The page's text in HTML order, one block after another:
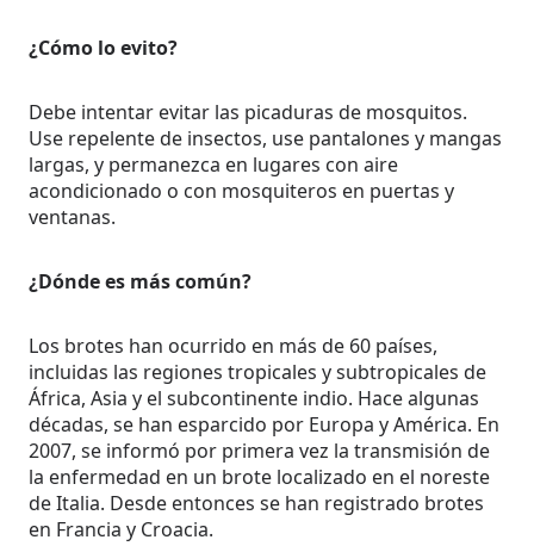
¿Cómo lo evito?
Debe intentar evitar las picaduras de mosquitos.
Use repelente de insectos, use pantalones y mangas
largas, y permanezca en lugares con aire
acondicionado o con mosquiteros en puertas y
ventanas.
¿Dónde es más común?
Los brotes han ocurrido en más de 60 países,
incluidas las regiones tropicales y subtropicales de
África, Asia y el subcontinente indio. Hace algunas
décadas, se han esparcido por Europa y América. En
2007, se informó por primera vez la transmisión de
la enfermedad en un brote localizado en el noreste
de Italia. Desde entonces se han registrado brotes
en Francia y Croacia.